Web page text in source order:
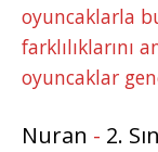
oyuncaklarla
farklılıklarını
oyuncaklar
Nuran - 2.